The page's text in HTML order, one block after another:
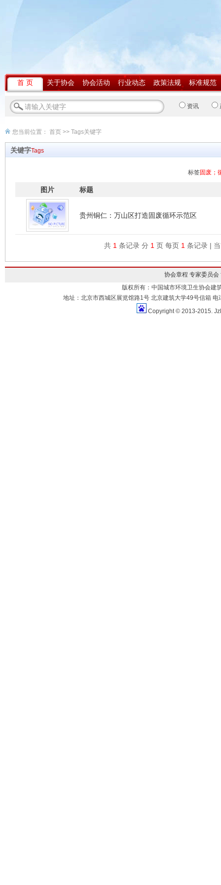
首 页 关于协会 协会活动 行业动态 政策法规 标准规范
资讯
您当前位置： 首页 >> Tags关键字
关键字Tags
标签固废；
图片 标题
贵州铜仁：万山区打造固废循环示范区
共 1 条记录 分 1 页 每页 1 条记录 |
协会章程 专家委员会
版权所有：中国城市环境卫生协会建
地址：北京市西城区展览馆路1号 北京建筑大学49号信箱
Copyright © 2013-2015.